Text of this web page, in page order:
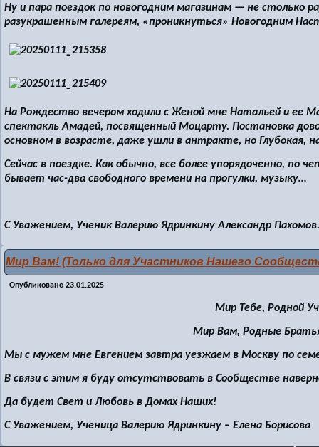
Ну и пара поездок по новогодним магазинам — не столько
разукрашенным галереям, «проникнуться» Новогодним
На Рождество вечером ходили с Женой мне Натальей и ее
спектакль Амадей, посвященный Моцарту. Постановка
основном в возрасте, даже ушли в антракте, но Глубокая,
Сейчас в поездке. Как обычно, все более упорядоченно, по
бывает час-два свободного времени на прогулки, музыку…
С Уважением, Ученик Валерию Ядринкину Александр Пахомов.
Мир Вам! (Только для Участников Нашего
Опубликовано 23.01.2025
Мир Тебе, Родной
Мир Вам, Родные
Мы с мужем мне Евгением завтра уезжаем в Москву по
В связи с этим я буду отсутствовать в Сообществе
Да будет Свет и Любовь в Домах Наших!
С Уважением, Ученица Валерию Ядринкину – Елена Борисова